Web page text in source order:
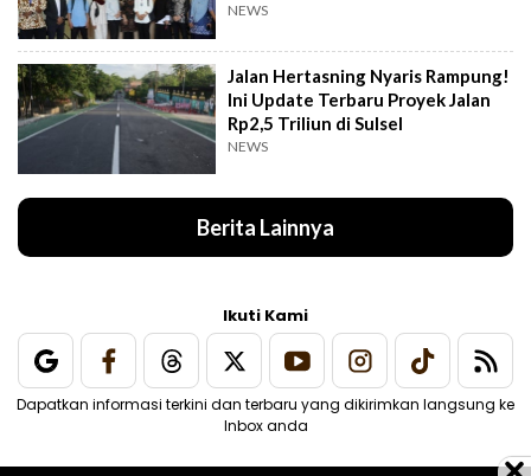
NEWS
Jalan Hertasning Nyaris Rampung!
Ini Update Terbaru Proyek Jalan
Rp2,5 Triliun di Sulsel
NEWS
Berita Lainnya
Ikuti Kami
Dapatkan informasi terkini dan terbaru yang dikirimkan langsung ke
Inbox anda